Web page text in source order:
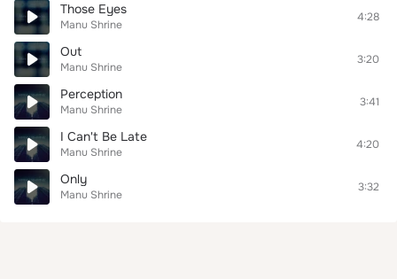
Those Eyes
Manu Shrine
4:28
Out
Manu Shrine
3:20
Perception
Manu Shrine
3:41
I Can't Be Late
Manu Shrine
4:20
Only
Manu Shrine
3:32